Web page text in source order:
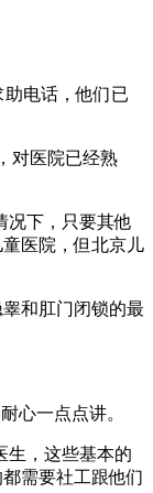
电话，他们已
对医院已经熟
况下，只要其他
医院，但北京儿
和肛门闭锁的最
心一点点讲。
生，这些基本的
需要社工跟他们